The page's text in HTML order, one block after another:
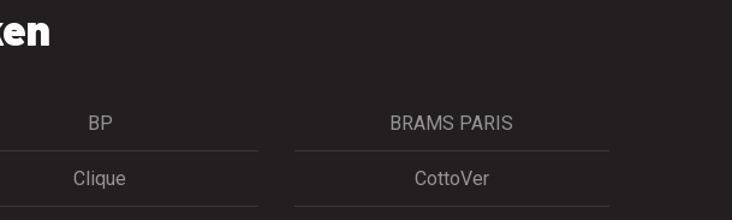
BP BRAMS PARIS
Clique CottoVer